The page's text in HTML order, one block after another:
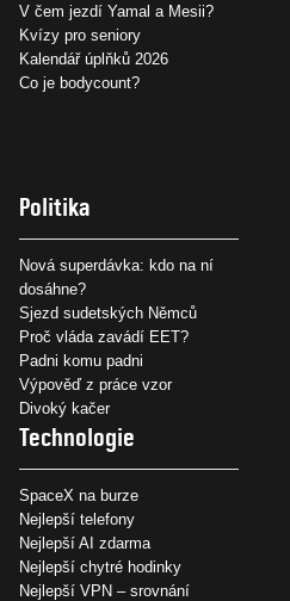
V čem jezdí Yamal a Mesii?
Kvízy pro seniory
Kalendář úplňků 2026
Co je bodycount?
Politika
Nová superdávka: kdo na ní
dosáhne?
Sjezd sudetských Němců
Proč vláda zavádí EET?
Padni komu padni
Výpověď z práce vzor
Divoký kačer
Technologie
SpaceX na burze
Nejlepší telefony
Nejlepší AI zdarma
Nejlepší chytré hodinky
Nejlepší VPN – srovnání